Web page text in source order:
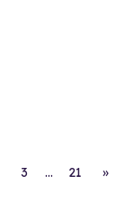
3 … 21 »